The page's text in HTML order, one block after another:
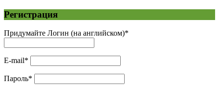
Регистрация
Придумайте Логин (на английском)*
E-mail*
Пароль*